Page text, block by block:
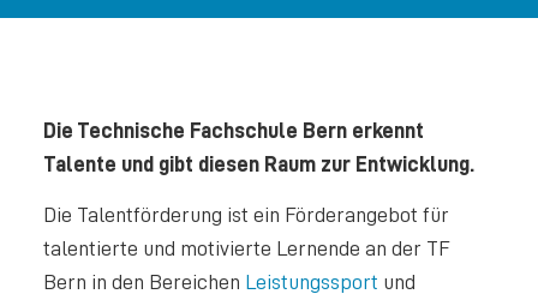
Die Technische Fachschule Bern erkennt
Talente und gibt diesen Raum zur Entwicklung.
Die Talentförderung ist ein Förderangebot für
talentierte und motivierte Lernende an der TF
Bern in den Bereichen Leistungssport und